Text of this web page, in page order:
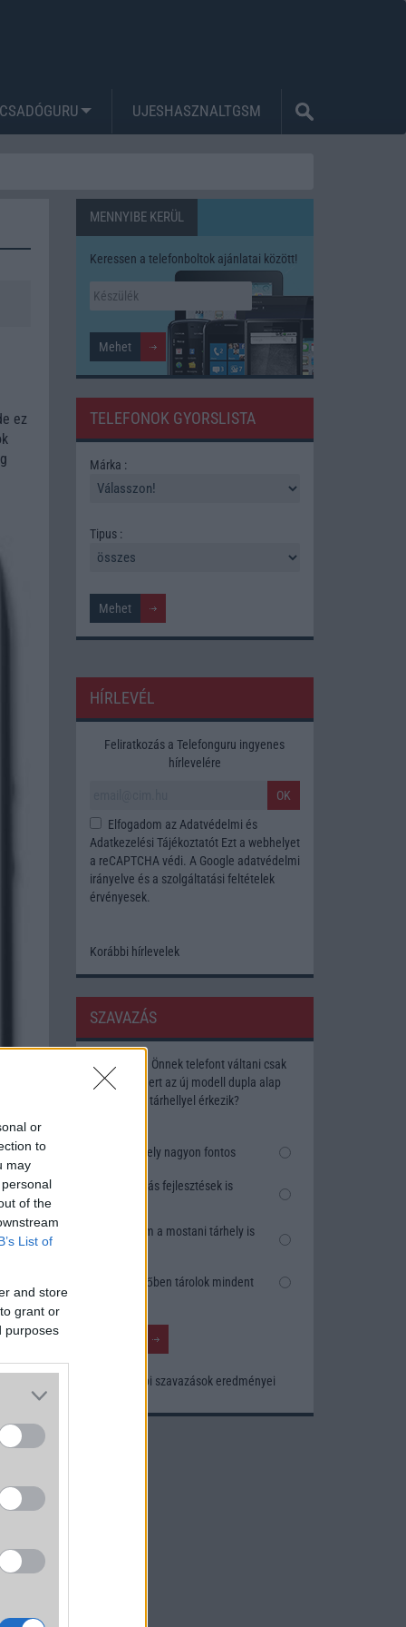
or
to
may
of the
List of
and store
grant or
purposes
UJESHASZNALTGSM
ez
MENNYIBE KERÜL
Keressen a telefonboltok ajánlatai között!
TELEFONOK GYORSLISTA
Márka :
Tipus :
HÍRLEVÉL
Feliratkozás a Telefonguru ingyenes
hírlevelére
OK
Elfogadom az Adatvédelmi és
Adatkezelési TájékoztatótEzt a webhelyet
a reCAPTCHA védi. A Google adatvédelmi
irányelve és a szolgáltatási feltételek
érvényesek.
Korábbi hírlevelek
SZAVAZÁS
Megérné Önnek telefont váltani csak
azért, mert az új modell dupla alap
tárhellyel érkezik?
Igen, a tárhely nagyon fontos
Talán, ha más fejlesztések is
Nem, nekem a mostani tárhely is
Inkább felhőben tárolok mindent
Korábbi szavazások eredményei